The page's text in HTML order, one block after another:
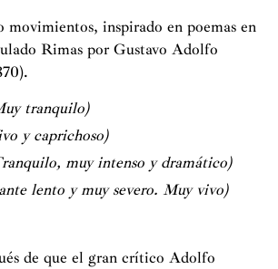
movimientos, inspirado en poemas en
Rimas por Gustavo Adolfo
tranquilo)
y caprichoso)
muy intenso y dramático)
lento y muy severo. Muy vivo)
de que el gran crítico Adolfo